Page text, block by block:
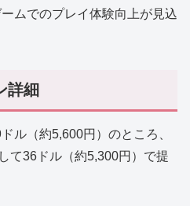
ムでのプレイ体験向上が見込
詳細
ル（約5,600円）のところ、
て36ドル（約5,300円）で提